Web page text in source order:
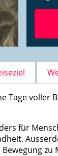
Tage voller
für